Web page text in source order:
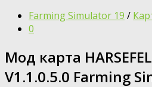
Farming Simulator 19 /
0
Мод карта
V1.1.0.5.0 Farming